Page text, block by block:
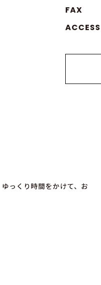
FAX
ACCESS
っくり時間をかけて、お